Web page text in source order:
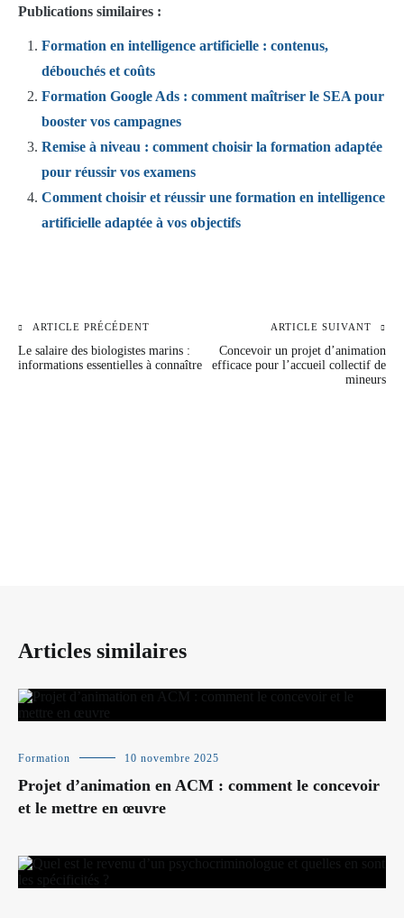
Publications similaires :
Formation en intelligence artificielle : contenus,
débouchés et coûts
Formation Google Ads : comment maîtriser le SEA pour
booster vos campagnes
Remise à niveau : comment choisir la formation adaptée
pour réussir vos examens
Comment choisir et réussir une formation en intelligence
artificielle adaptée à vos objectifs
Navigation
de
ARTICLE PRÉCÉDENT
Le salaire des biologistes marins :
informations essentielles à connaître
ARTICLE SUIVANT
Concevoir un projet d’animation
efficace pour l’accueil collectif de
mineurs
Articles similaires
Formation 10 novembre 2025
Projet d’animation en ACM : comment le concevoir
et le mettre en œuvre